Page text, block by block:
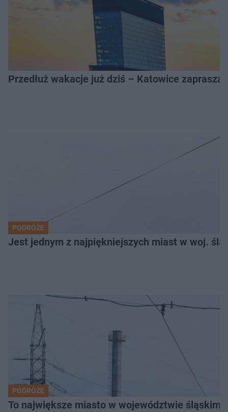
Przedłuż wakacje już dziś – Katowice
PODRÓŻE
Jest jednym z najpiękniejszych miast w woj.
PODRÓŻE
To największe miasto w województwie